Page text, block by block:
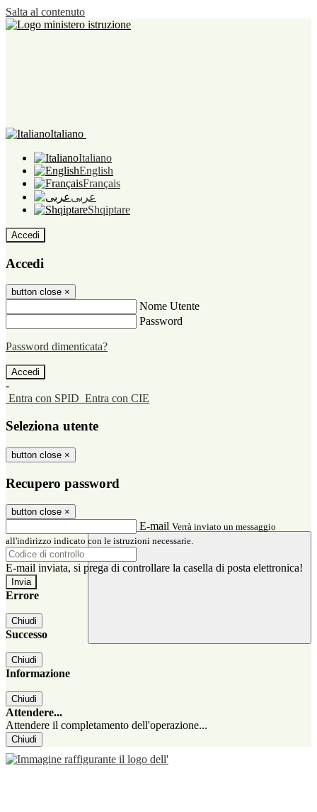
Salta al contenuto
Italiano
Italiano
English
Français
عربى
Shqiptare
Accedi
Accedi
button close ×
Nome Utente
Password
Password dimenticata?
-
Entra con SPID Entra con CIE
Seleziona utente
button close ×
Recupero password
button close ×
E-mail Verrà inviato un messaggio
all'indirizzo indicato con le istruzioni necessarie.
E-mail inviata, si prega di controllare la casella di posta elettronica!
Errore
Chiudi
Successo
Chiudi
Informazione
Chiudi
Attendere...
Attendere il completamento dell'operazione...
Chiudi